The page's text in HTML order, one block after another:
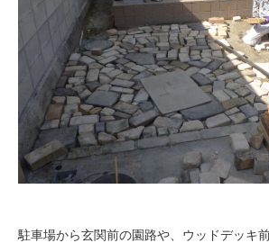
駐車場から玄関前の園路や、ウッドデッキ